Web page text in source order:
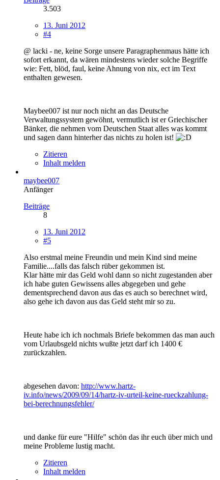
3.503
13. Juni 2012
#4
@ lacki - ne, keine Sorge unsere Paragraphenmaus hätte ich
sofort erkannt, da wären mindestens wieder solche Begriffe
wie: Fett, blöd, faul, keine Ahnung von nix, ect im Text
enthalten gewesen.
Maybee007 ist nur noch nicht an das Deutsche
Verwaltungssystem gewöhnt, vermutlich ist er Griechischer
Bänker, die nehmen vom Deutschen Staat alles was kommt
und sagen dann hinterher das nichts zu holen ist!
Zitieren
Inhalt melden
maybee007
Anfänger
Beiträge
8
13. Juni 2012
#5
Also erstmal meine Freundin und mein Kind sind meine
Familie....falls das falsch rüber gekommen ist.
Klar hätte mir das Geld wohl dann so nicht zugestanden aber
ich habe guten Gewissens alles abgegeben und gehe
dementsprechend davon aus das es auch so berechnet wird,
also gehe ich davon aus das Geld steht mir so zu.
Heute habe ich ich nochmals Briefe bekommen das man auch
vom Urlaubsgeld nichts wußte jetzt darf ich 1400 €
zurückzahlen.
abgesehen davon: http://www.hartz-
iv.info/news/2009/09/14/hartz-iv-urteil-keine-rueckzahlung-
bei-berechnungsfehler/
und danke für eure "Hilfe" schön das ihr euch über mich und
meine Probleme lustig macht.
Zitieren
Inhalt melden